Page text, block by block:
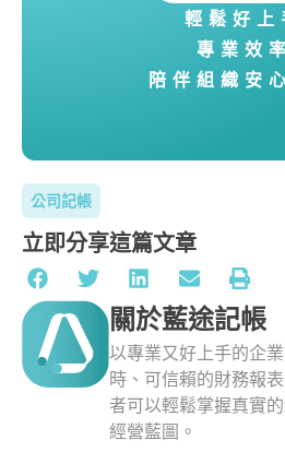
輕鬆好上
專業效率
陪伴組織安
公司記帳
立即分享這篇文章
關於藍途記帳
以專業又好上手的企
時、可信賴的財務報
者可以輕鬆掌握真實
經營藍圖。